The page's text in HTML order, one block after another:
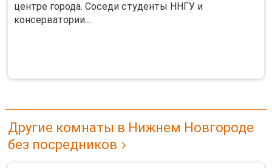
центре города. Соседи студенты ННГУ и
консерватории...
Другие комнаты в Нижнем Новгороде
без посредников